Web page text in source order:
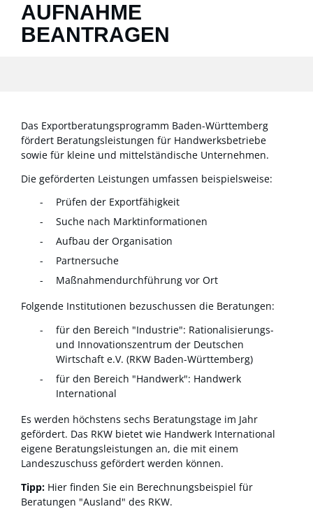
AUFNAHME
BEANTRAGEN
Das Exportberatungsprogramm Baden-Württemberg
fördert Beratungsleistungen für Handwerksbetriebe
sowie für kleine und mittelständische Unternehmen.
Die geförderten Leistungen umfassen beispielsweise:
Prüfen der Exportfähigkeit
Suche nach Marktinformationen
Aufbau der Organisation
Partnersuche
Maßnahmendurchführung vor Ort
Folgende Institutionen bezuschussen die Beratungen:
für den Bereich "Industrie": Rationalisierungs-
und Innovationszentrum der Deutschen
Wirtschaft e.V. (RKW Baden-Württemberg)
für den Bereich "Handwerk": Handwerk
International
Es werden höchstens sechs Beratungstage im Jahr
gefördert. Das RKW bietet wie Handwerk International
eigene Beratungsleistungen an, die mit einem
Landeszuschuss gefördert werden können.
Tipp: Hier finden Sie ein Berechnungsbeispiel für
Beratungen "Ausland" des RKW.